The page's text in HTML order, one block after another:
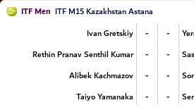
ITF Men ITF M15 Kazakhstan Astana
Ivan Gretskiy
- -
Rethin Pranav Senthil Kumar
- -
Alibek Kachmazov
- -
Taiyo Yamanaka
- -